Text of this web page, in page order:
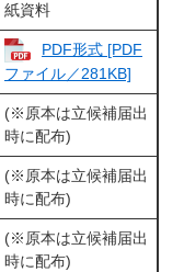
紙資料
PDF形式 [PDF
ファイル／281KB]
(※原本は立候補届出
時に配布)​
(※原本は立候補届出
時に配布)​
(※原本は立候補届出
時に配布)​